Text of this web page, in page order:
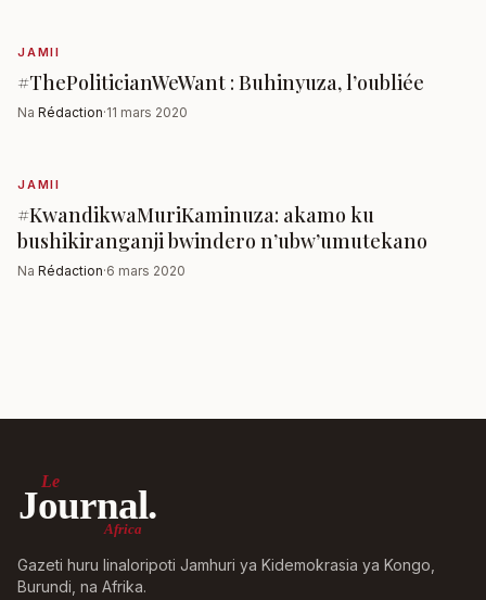
JAMII
#ThePoliticianWeWant : Buhinyuza, l’oubliée
Na Rédaction·11 mars 2020
JAMII
#KwandikwaMuriKaminuza: akamo ku
bushikiranganji bwindero n’ubw’umutekano
Na Rédaction·6 mars 2020
Le
Journal.
Africa
Gazeti huru linaloripoti Jamhuri ya Kidemokrasia ya Kongo,
Burundi, na Afrika.